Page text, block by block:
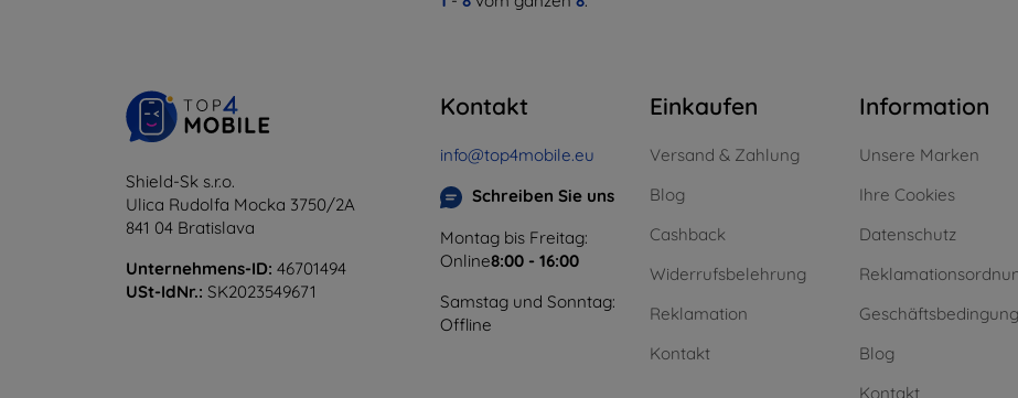
Shield-Sk s.r.o.
Ulica Rudolfa Mocka 3750/2A
841 04 Bratislava
Unternehmens-ID: 46701494
USt-IdNr.: SK2023549671
Kontakt
info@top4mobile.eu
Schreiben Sie uns
Montag bis Freitag:
Online8:00 - 16:00
Samstag und Sonntag:
Offline
Einkaufen
Versand & Zahlung
Blog
Cashback
Widerrufsbelehrung
Reklamation
Kontakt
Information
Unsere Marken
Ihre Cookies
Datenschutz
Blog
Kontakt